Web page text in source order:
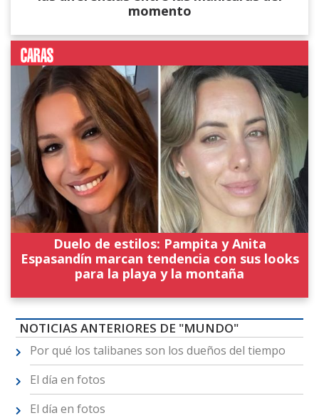
momento
Duelo de estilos: Pampita y Anita
Espasandín marcan tendencia con sus looks
para la playa y la montaña
NOTICIAS ANTERIORES DE "MUNDO"
Por qué los talibanes son los dueños del tiempo
El día en fotos
El día en fotos